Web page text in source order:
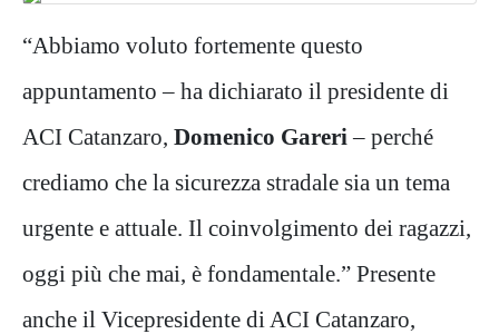
“Abbiamo voluto fortemente questo
appuntamento – ha dichiarato il presidente di
ACI Catanzaro, Domenico Gareri – perché
crediamo che la sicurezza stradale sia un tema
urgente e attuale. Il coinvolgimento dei ragazzi,
oggi più che mai, è fondamentale.” Presente
anche il Vicepresidente di ACI Catanzaro,